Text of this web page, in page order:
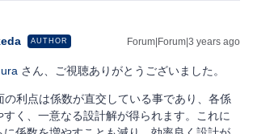
AUTHOR Forum|Forum|3 years ago
さん、ご視聴ありがとうございました。
の利点は係数が直交している事であり、各係
すく、一意なる設計解が得られます。これに